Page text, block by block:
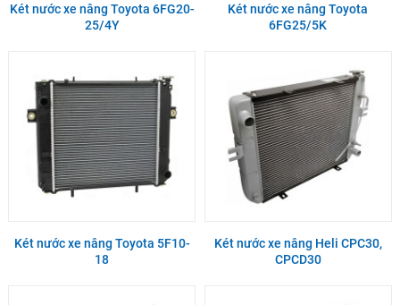
Két nước xe nâng Toyota 6FG20-
25/4Y
Két nước xe nâng Toyota
6FG25/5K
Két nước xe nâng Toyota 5F10-
18
Két nước xe nâng Heli CPC30,
CPCD30